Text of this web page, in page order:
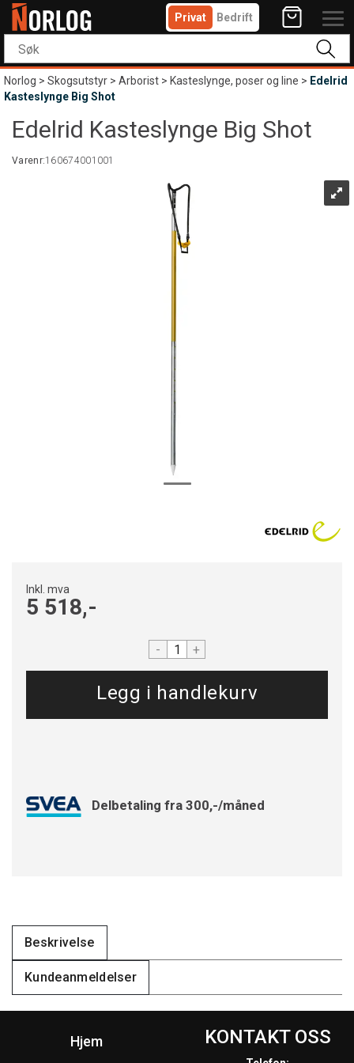
Privat Bedrift
Norlog>Skogsutstyr>Arborist>Kasteslynge, poser og line> Edelrid
Kasteslynge Big Shot
Edelrid Kasteslynge Big Shot
Varenr:160674001001
Inkl. mva
5 518,-
- +
Delbetaling fra 300,-/måned
Beskrivelse
Kundeanmeldelser
Hjem KONTAKT OSS